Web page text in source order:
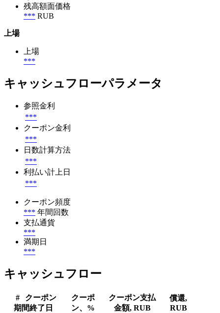
残高額面価格
*** RUB
上場
上場
***
キャッシュフローパラメータ
参照金利
***
クーポン金利
***
日数計算方法
***
利払い計上日
***
クーポン頻度
*** 年間回数
支払通貨
***
満期日
***
キャッシュフロー
#
クーポン
期間終了日
クーポ
ン、%
クーポン支払
金額, RUB
償還,
RUB